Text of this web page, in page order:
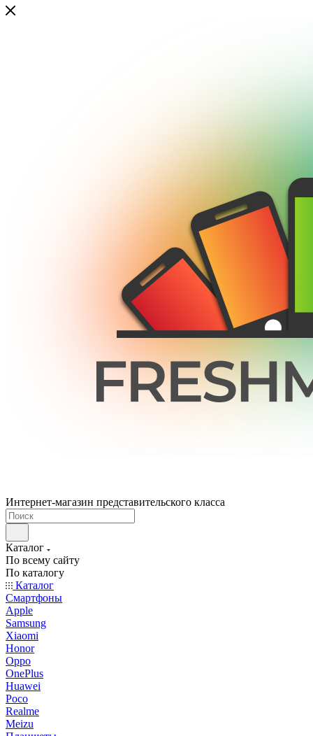
Интернет-магазин представительского класса
Каталог
По всему сайту
По каталогу
Каталог
Смартфоны
Apple
Samsung
Xiaomi
Honor
Oppo
OnePlus
Huawei
Poco
Realme
Meizu